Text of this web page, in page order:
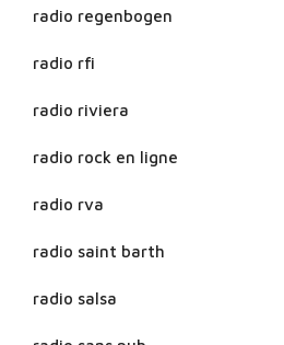
radio regenbogen
radio rfi
radio riviera
radio rock en ligne
radio rva
radio saint barth
radio salsa